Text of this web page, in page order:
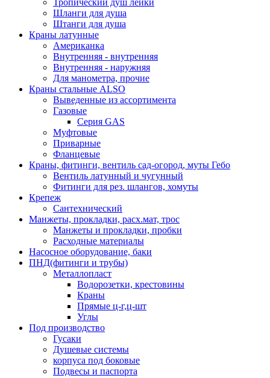
Шланги для душа
Штанги для душа
Краны латунные
Американка
Внутренняя - внутренняя
Внутренняя - наружняя
Для манометра, прочие
Краны стальные ALSO
Выведенные из ассортимента
Газовые
Серия GAS
Муфтовые
Приварные
Фланцевые
Краны, фитинги, вентиль сад-огород, муты Гебо
Вентиль латунный и чугунный
Фитинги для рез. шлангов, хомуты
Крепеж
Сантехнический
Манжеты, прокладки, расх.мат, трос
Манжеты и прокладки, пробки
Расходные материалы
Насосное оборудование, баки
ПНД(фитинги и трубы)
Металлопласт
Водорозетки, крестовины
Краны
Прямые ц-г,ц-шт
Углы
Под производство
Гусаки
Душевые системы
корпуса под боковые
Подвесы и паспорта